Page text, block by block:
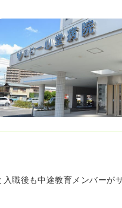
きます！≫
ート、夜勤専従など、ご自
病院敷地に隣接しており、
の方にもおすすめです。
す≫
日あります、メリハリを付
スメです。
あり≫
受賞した実績があり、子育
後2か月から就学前まで利用
職後も中途教育メンバーが